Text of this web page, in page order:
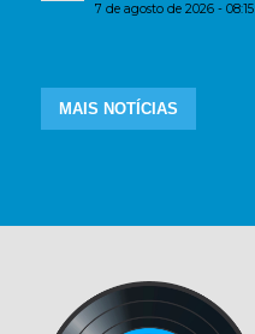
7 de agosto de 2026 - 08:15
MAIS NOTÍCIAS